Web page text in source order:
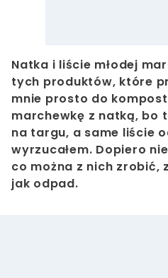
Natka i liście młodej
tych produktów, które
mnie prosto do
marchewkę z natką, bo
na targu, a same liście
wyrzucałem. Dopiero
co można z nich
jak odpad.